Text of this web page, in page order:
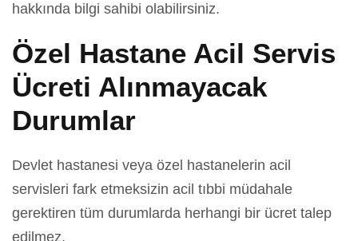
hakkında bilgi sahibi olabilirsiniz.
Özel Hastane Acil Servis
Ücreti Alınmayacak
Durumlar
Devlet hastanesi veya özel hastanelerin acil
servisleri fark etmeksizin acil tıbbi müdahale
gerektiren tüm durumlarda herhangi bir ücret talep
edilmez.